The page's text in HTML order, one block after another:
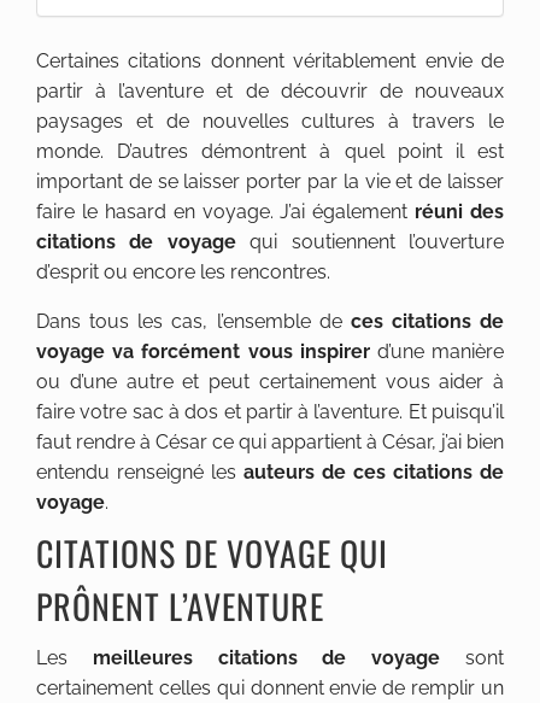
Certaines citations donnent véritablement envie de
partir à l’aventure et de découvrir de nouveaux
paysages et de nouvelles cultures à travers le
monde. D’autres démontrent à quel point il est
important de se laisser porter par la vie et de laisser
faire le hasard en voyage. J’ai également réuni des
citations de voyagequi soutiennent l’ouverture
d’esprit ou encore les rencontres.
Dans tous les cas, l’ensemble deces citations de
voyage va forcément vous inspirerd’une manière
ou d’une autre et peut certainement vous aider à
faire votre sac à dos et partir à l’aventure. Et puisqu’il
faut rendre à César ce qui appartient à César, j’ai bien
entendu renseigné les auteurs de ces citations de
voyage.
CITATIONS DE VOYAGE QUI
PRÔNENT L’AVENTURE
Les meilleures citations de voyage sont
certainement celles qui donnent envie de remplir un